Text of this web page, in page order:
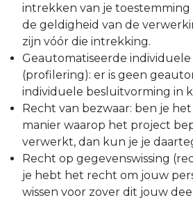
intrekken van je toestemming
de geldigheid van de
zijn vóór die intrekking.
Geautomatiseerde
(profilering): er is geen
individuele besluitvorming in
Recht van bezwaar: ben je
manier waarop het project
verwerkt, dan kun je je
Recht op gegevenswissing
je hebt het recht om jouw
wissen voor zover dit jouw